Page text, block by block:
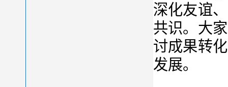
深化友谊
共识。大
讨成果转
发展。